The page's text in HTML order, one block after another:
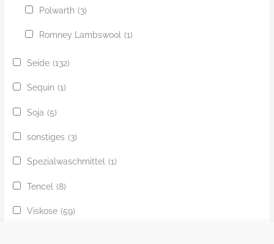
Polwarth (3)
Romney Lambswool (1)
Seide (132)
Sequin (1)
Soja (5)
sonstiges (3)
Spezialwaschmittel (1)
Tencel (8)
Viskose (59)